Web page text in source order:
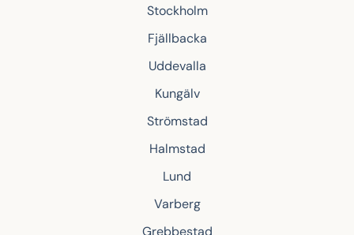
Stockholm
Fjällbacka
Uddevalla
Kungälv
Strömstad
Halmstad
Lund
Varberg
Grebbestad